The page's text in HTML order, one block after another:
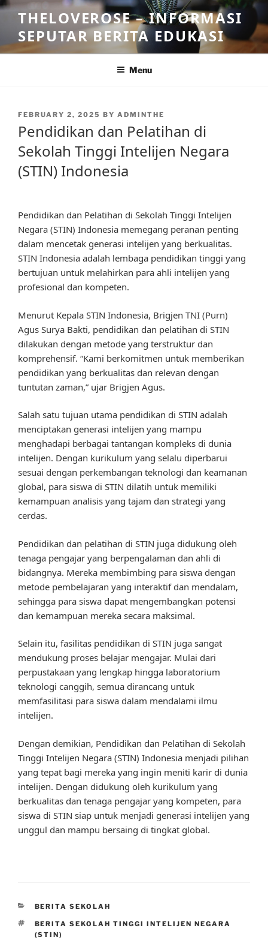
Skip
content
THELOVEROSE – INFORMASI
SEPUTAR BERITA EDUKASI
Menu
POSTED
FEBRUARY 2, 2025 BY ADMINTHE
Pendidikan dan Pelatihan di
Sekolah Tinggi Intelijen Negara
(STIN) Indonesia
Pendidikan dan Pelatihan di Sekolah Tinggi Intelijen
Negara (STIN) Indonesia memegang peranan penting
dalam mencetak generasi intelijen yang berkualitas.
STIN Indonesia adalah lembaga pendidikan tinggi yang
bertujuan untuk melahirkan para ahli intelijen yang
profesional dan kompeten.
Menurut Kepala STIN Indonesia, Brigjen TNI (Purn)
Agus Surya Bakti, pendidikan dan pelatihan di STIN
dilakukan dengan metode yang terstruktur dan
komprehensif. “Kami berkomitmen untuk memberikan
pendidikan yang berkualitas dan relevan dengan
tuntutan zaman,” ujar Brigjen Agus.
Salah satu tujuan utama pendidikan di STIN adalah
menciptakan generasi intelijen yang mampu
menghadapi berbagai tantangan kompleks di dunia
intelijen. Dengan kurikulum yang selalu diperbarui
sesuai dengan perkembangan teknologi dan keamanan
global, para siswa di STIN dilatih untuk memiliki
kemampuan analisis yang tajam dan strategi yang
cerdas.
Pendidikan dan pelatihan di STIN juga didukung oleh
tenaga pengajar yang berpengalaman dan ahli di
bidangnya. Mereka membimbing para siswa dengan
metode pembelajaran yang interaktif dan mendalam,
sehingga para siswa dapat mengembangkan potensi
dan kemampuan mereka secara maksimal.
Selain itu, fasilitas pendidikan di STIN juga sangat
mendukung proses belajar mengajar. Mulai dari
perpustakaan yang lengkap hingga laboratorium
teknologi canggih, semua dirancang untuk
memfasilitasi para siswa dalam mendalami ilmu
intelijen.
Dengan demikian, Pendidikan dan Pelatihan di Sekolah
Tinggi Intelijen Negara (STIN) Indonesia menjadi pilihan
yang tepat bagi mereka yang ingin meniti karir di dunia
intelijen. Dengan didukung oleh kurikulum yang
berkualitas dan tenaga pengajar yang kompeten, para
siswa di STIN siap untuk menjadi generasi intelijen yang
unggul dan mampu bersaing di tingkat global.
CATEGORIES
BERITA SEKOLAH
TAGS
BERITA SEKOLAH TINGGI INTELIJEN NEGARA
(STIN)